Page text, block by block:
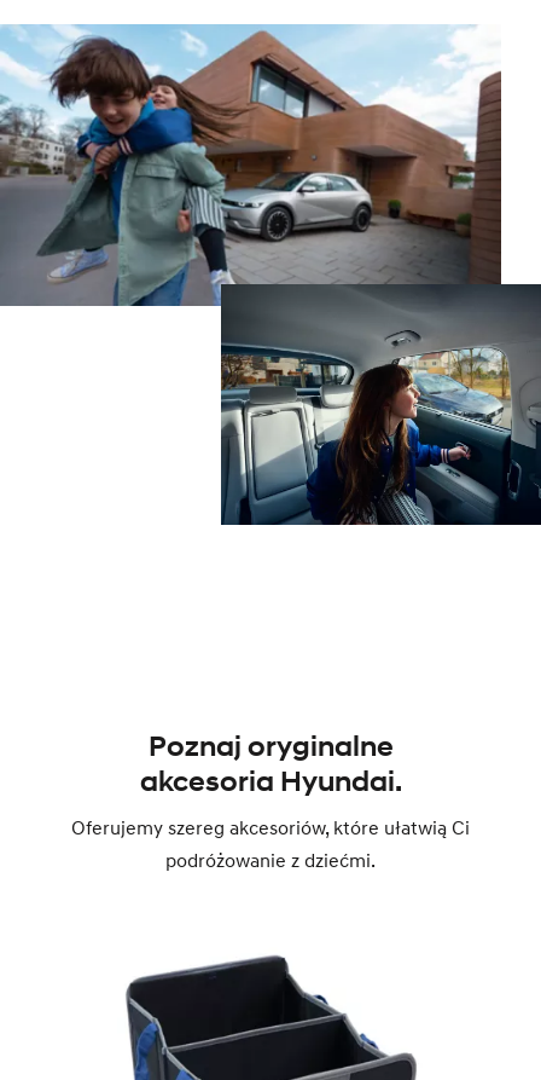
Poznaj oryginalne
akcesoria Hyundai.
Oferujemy szereg akcesoriów, które ułatwią Ci
podróżowanie z dziećmi.